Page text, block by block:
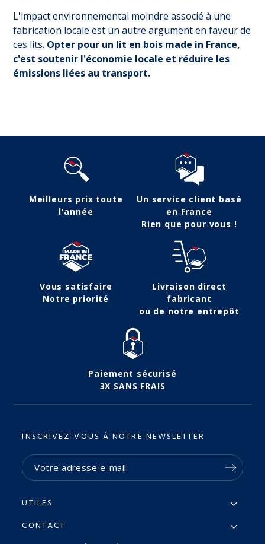
L'impact environnemental moindre associé à une
fabrication locale est un autre argument en faveur de
ces lits. Opter pour un lit en bois made in France,
c'est soutenir l'économie locale et réduire les
émissions liées au transport.
Meilleurs prix toute
l'année
Un service client basé
en France
Rien que pour vous !
Vous satisfaire
Notre priorité
Livraison direct
fabricant
ou de notre entrepôt
Paiement sécurisé
3X SANS FRAIS
INSCRIVEZ-VOUS À NOTRE NEWSLETTER
UTILES
CONTACT